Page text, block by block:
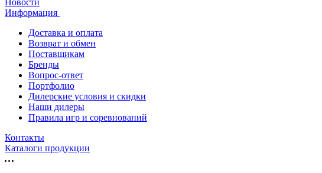
Новости
Информация
Доставка и оплата
Возврат и обмен
Поставщикам
Бренды
Вопрос-ответ
Портфолио
Дилерские условия и скидки
Наши дилеры
Правила игр и соревнований
Контакты
Каталоги продукции